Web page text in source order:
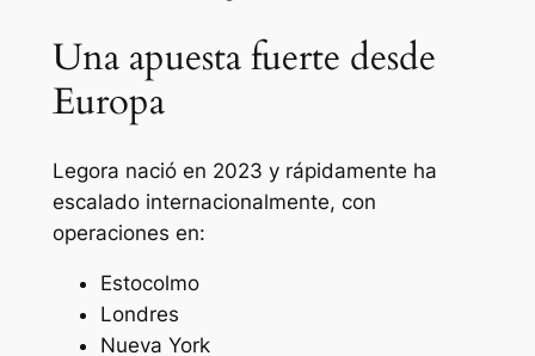
Una apuesta fuerte desde
Europa
Legora nació en 2023 y rápidamente ha
escalado internacionalmente, con
operaciones en:
Estocolmo
Londres
Nueva York